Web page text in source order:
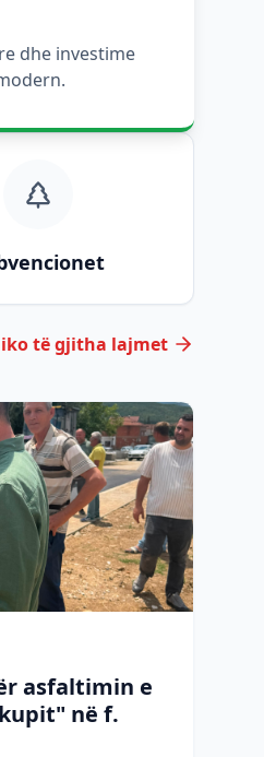
dhe investime
të gjitha lajmet
asfaltimin e
në f.